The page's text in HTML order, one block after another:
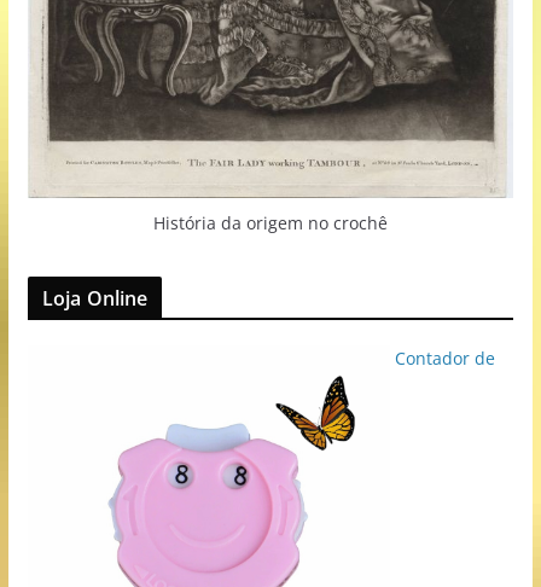
História da origem no crochê
Loja Online
Contador de